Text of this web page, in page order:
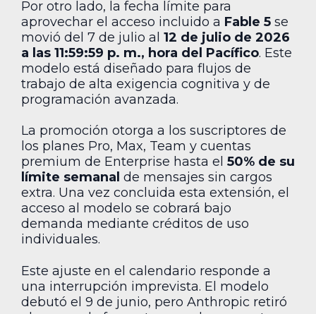
Por otro lado, la fecha límite para
aprovechar el acceso incluido a Fable 5 se
movió del 7 de julio al 12 de julio de 2026
a las 11:59:59 p. m., hora del Pacífico. Este
modelo está diseñado para flujos de
trabajo de alta exigencia cognitiva y de
programación avanzada.
La promoción otorga a los suscriptores de
los planes Pro, Max, Team y cuentas
premium de Enterprise hasta el 50% de su
límite semanal de mensajes sin cargos
extra. Una vez concluida esta extensión, el
acceso al modelo se cobrará bajo
demanda mediante créditos de uso
individuales.
Este ajuste en el calendario responde a
una interrupción imprevista. El modelo
debutó el 9 de junio, pero Anthropic retiró